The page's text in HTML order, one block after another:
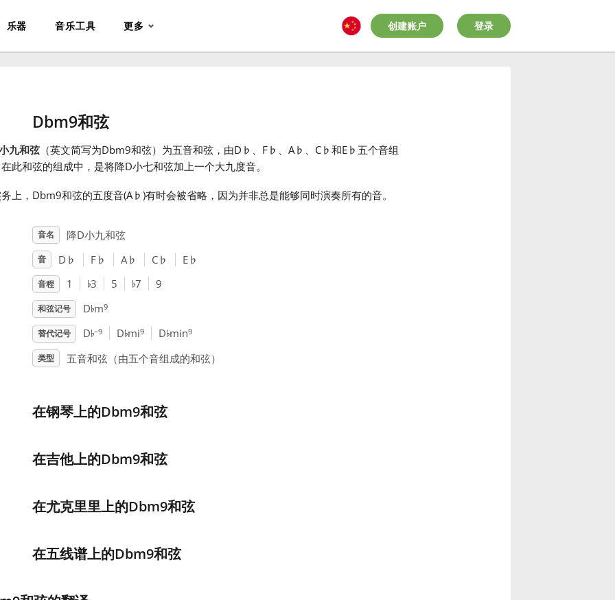
乐器 音乐工具 更多 创建账户 登录
Dbm9和弦
九和弦（英文简写为Dbm9和弦）为五音和弦，由D ♭ 、F♭ 、A♭ 、C♭ 和E♭ 五个音组
此和弦的组成中，是将降D小七和弦加上一个大九度音。
上，Dbm9和弦的五度音(A♭ )有时会被省略，因为并非总是能够同时演奏所有的音。
音名 降D小九和弦
音 D ♭ F♭ A♭ C♭ E♭
音程 1 ♭3 5 ♭7 9
和弦记号 D♭m9
替代记号 D♭–9 D♭mi9 D♭min9
类型 五音和弦（由五个音组成的和弦）
在钢琴上的Dbm9和弦
在吉他上的Dbm9和弦
在尤克里里上的Dbm9和弦
在五线谱上的Dbm9和弦